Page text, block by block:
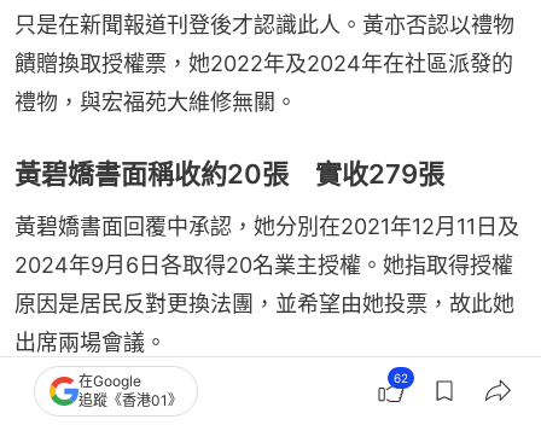
只是在新聞報道刊登後才認識此人。黃亦否認以禮物
饋贈換取授權票，她2022年及2024年在社區派發的
禮物，與宏福苑大維修無關。
黃碧嬌書面稱收約20張 實收279張
黃碧嬌書面回覆中承認，她分別在2021年12月11日及
2024年9月6日各取得20名業主授權。她指取得授權
原因是居民反對更換法團，並希望由她投票，故此她
出席兩場會議。
雖然黃有獲取不少授權，但合安的紀錄中亦包含一個
在Google
追蹤《香港01》
62